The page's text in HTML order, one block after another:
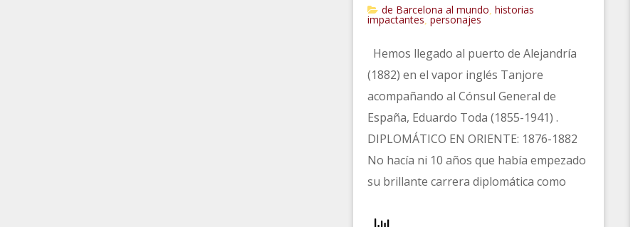
de Barcelona al mundo historias
impactantes ,personajes
Hemos llegado al puerto de Alejandría
(1882) en el vapor inglés Tanjore
acompañando al Cónsul General de
España, Eduardo Toda (1855-1941) .
DIPLOMÁTICO EN ORIENTE: 1876-1882
No hacía ni 10 años que había empezado
su brillante carrera diplomática como